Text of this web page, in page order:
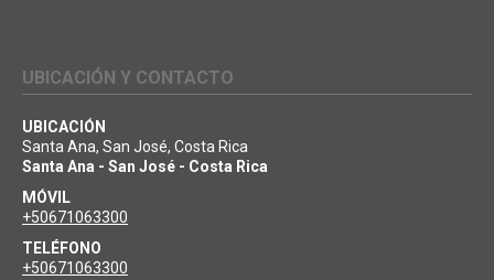
UBICACIÓN Y CONTACTO
UBICACIÓN
Santa Ana, San José, Costa Rica
Santa Ana - San José - Costa Rica
MÓVIL
+50671063300
TELÉFONO
+50671063300